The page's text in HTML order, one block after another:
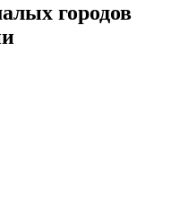
городов